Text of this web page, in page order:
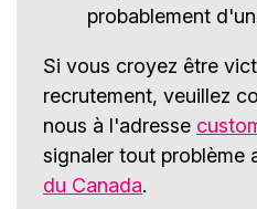
probablement
Si vous croyez être
recrutement, veuillez
nous à l'adresse
signaler tout problème
du Canada.